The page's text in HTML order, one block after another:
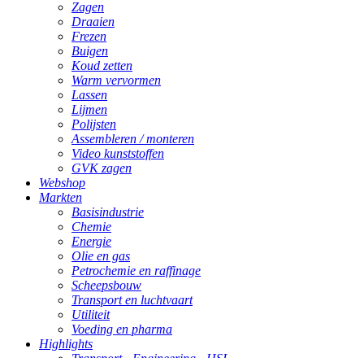
Zagen
Draaien
Frezen
Buigen
Koud zetten
Warm vervormen
Lassen
Lijmen
Polijsten
Assembleren / monteren
Video kunststoffen
GVK zagen
Webshop
Markten
Basisindustrie
Chemie
Energie
Olie en gas
Petrochemie en raffinage
Scheepsbouw
Transport en luchtvaart
Utiliteit
Voeding en pharma
Highlights